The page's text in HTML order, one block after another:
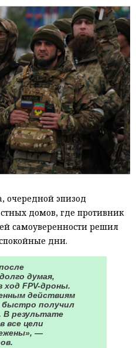
очередной эпизод
домов, где противник
самоуверенности решил
дни.
думая,
ход FPV-дроны.
действиям
быстро получил
результате
все цели
—